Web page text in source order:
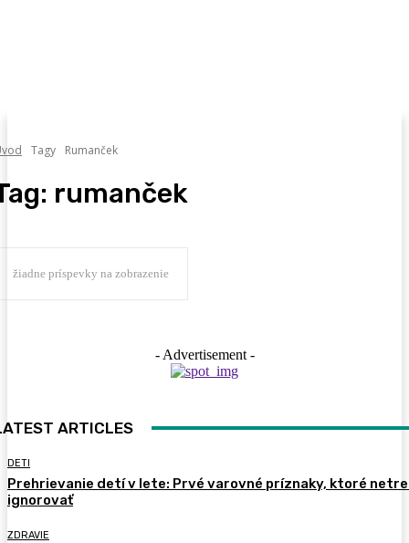
Tagy Rumanček
rumanček
žiadne príspevky na zobrazenie
- Advertisement -
ARTICLES
DETI
Prehrievanie detí v lete: Prvé varovné príznaky, ktoré
ignorovať
ZDRAVIE